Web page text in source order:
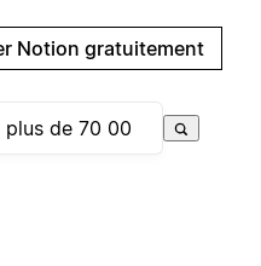
Notion gratuitement